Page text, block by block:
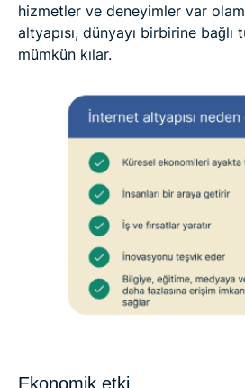
hizmetler ve deneyimler var
altyapısı, dünyayı birbirine
mümkün kılar.
Ekonomik etki